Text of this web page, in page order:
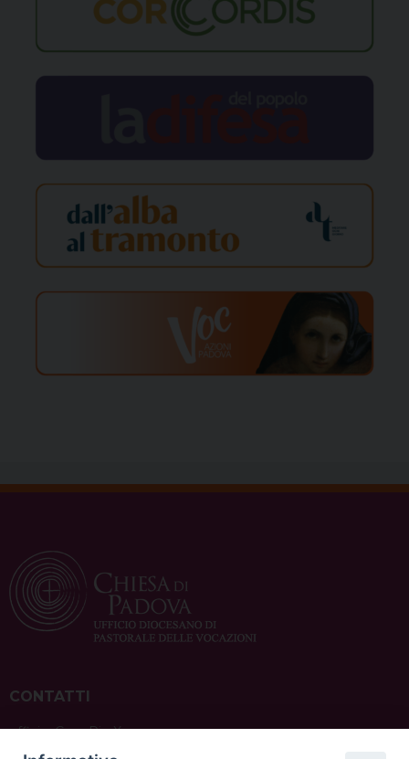
CONTATTI
ufficio: Casa Pio X
via Bonporti, 20 – 35141 Padova